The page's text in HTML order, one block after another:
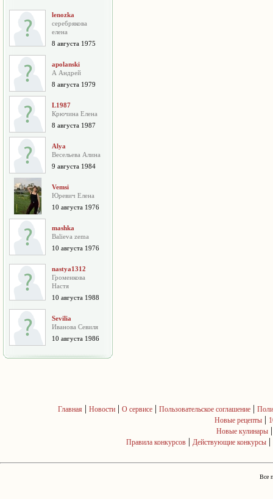
lenozka
серебрякова
елена
8 августа 1975
apolanski
А Андрей
8 августа 1979
L1987
Крючина Елена
8 августа 1987
Alya
Весельева Алина
9 августа 1984
Vemsi
Юревич Елена
10 августа 1976
mashka
Balieva zema
10 августа 1976
nastya1312
Громенкова
Настя
10 августа 1988
Sevilia
Иванова Севиля
10 августа 1986
Главная | Новости| О сервисе| Пользовательское соглашение|
Новые рецепты |
Новые кулинары
Правила конкурсов | Действующие конкурсы |
Все